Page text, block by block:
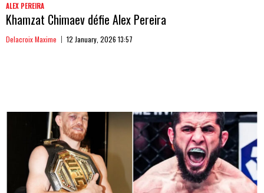
ALEX PEREIRA
Khamzat Chimaev défie Alex Pereira
Delacroix Maxime 12 January, 2026 13:57